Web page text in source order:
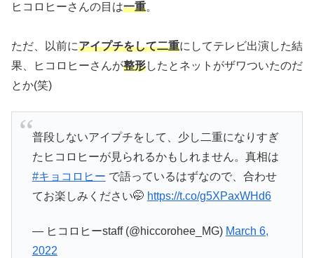
ヒコロヒーさんの目は一重。
ただ、以前にアイプチをして二重にしてテレビ出演した結
果、ヒコロヒーさんが整形したとネットがザワついたのだ
とか(笑)
普段しないアイプチをして、少し二重になりすぎ
たヒコロヒーが見られるかもしれません。真相は
#キョコロヒー で語っているはずなので、合わせ
てお楽しみください🤭 https://t.co/g5XPaxWHd6
— ヒコロヒーstaff (@hiccorohee_MG) March 6,
2022